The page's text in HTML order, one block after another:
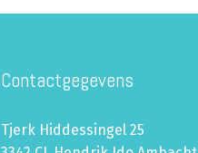
Contactgegevens
Tjerk Hiddessingel 25